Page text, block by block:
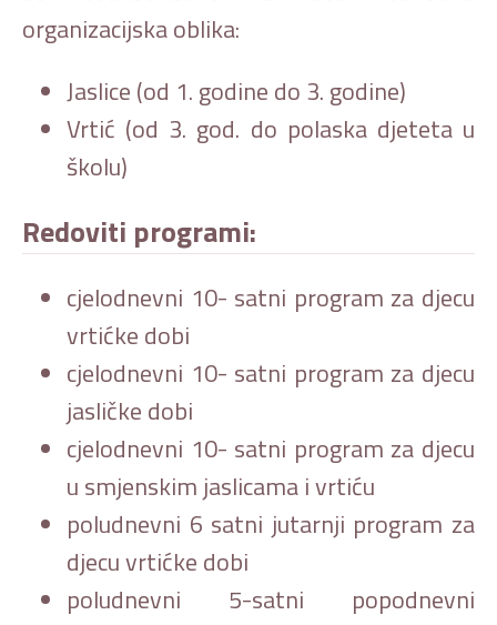
organizacijska oblika:
Jaslice (od 1. godine do 3. godine)
Vrtić (od 3. god. do polaska djeteta u
školu)
Redoviti programi:
cjelodnevni 10- satni program za djecu
vrtićke dobi
cjelodnevni 10- satni program za djecu
jasličke dobi
cjelodnevni 10- satni program za djecu
u smjenskim jaslicama i vrtiću
poludnevni 6 satni jutarnji program za
djecu vrtićke dobi
poludnevni 5-satni popodnevni